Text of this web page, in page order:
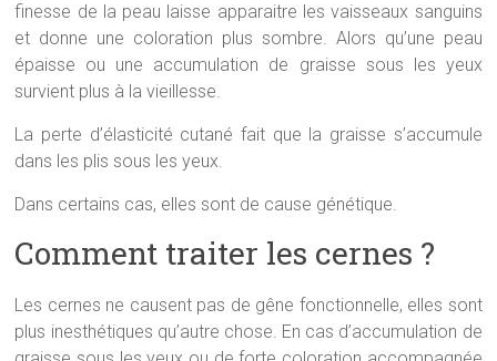
finesse de la peau laisse apparaitre les vaisseaux sanguins
et donne une coloration plus sombre. Alors qu’une peau
épaisse ou une accumulation de graisse sous les yeux
survient plus à la vieillesse.
La perte d’élasticité cutané fait que la graisse s’accumule
dans les plis sous les yeux.
Dans certains cas, elles sont de cause génétique.
Comment traiter les cernes ?
Les cernes ne causent pas de gêne fonctionnelle, elles sont
plus inesthétiques qu’autre chose. En cas d’accumulation de